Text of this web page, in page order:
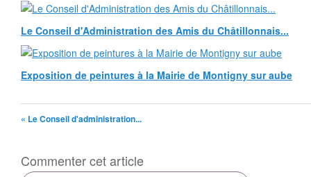
Le Conseil d'Administration des Amis du Châtillonnais...
Exposition de peintures à la Mairie de Montigny sur aube
« Le Conseil d'administration...
Commenter cet article